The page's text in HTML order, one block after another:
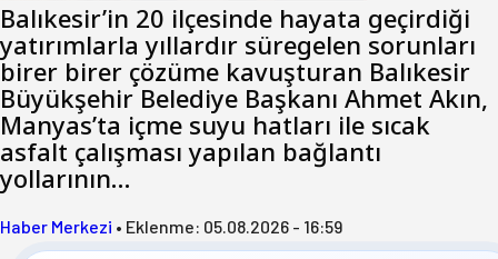
Balıkesir’in 20 ilçesinde hayata geçirdiği
yatırımlarla yıllardır süregelen sorunları
birer birer çözüme kavuşturan Balıkesir
Büyükşehir Belediye Başkanı Ahmet Akın,
Manyas’ta içme suyu hatları ile sıcak
asfalt çalışması yapılan bağlantı
yollarının…
Haber Merkezi • Eklenme: 05.08.2026 - 16:59